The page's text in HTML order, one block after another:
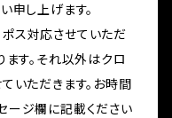
申し上げます。
ス対応させていただ
ます。それ以外はクロ
いただきます。お時間
ージ欄に記載ください